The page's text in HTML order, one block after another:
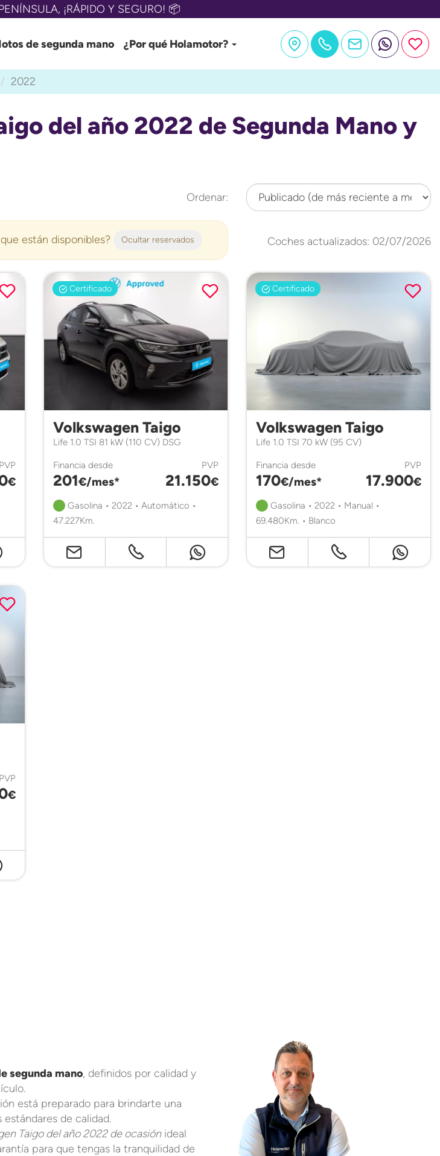
¡RÁPIDO Y SEGURO! 📦
de segunda mano ¿Por qué Holamotor?
2022
del año 2022 de Segunda Mano y
Ordenar:
están disponibles? Ocultar reservados Coches actualizados: 02/07/2026
PVP
€
Certificado
Volkswagen Taigo
Life 1.0 TSI 81 kW (110 CV) DSG
Financia desde
201€/mes*
PVP
21.150€
Gasolina • 2022 • Automático •
47.227Km.
Certificado
Volkswagen Taigo
Life 1.0 TSI 70 kW (95 CV)
Financia desde
170€/mes*
PVP
17.900€
Gasolina • 2022 • Manual •
69.480Km. • Blanco
PVP
€
segunda mano, definidos por calidad y
está preparado para brindarte una
de calidad.
Taigo del año 2022 de ocasiónideal
para que tengas la tranquilidad de